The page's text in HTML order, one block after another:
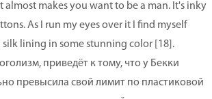
almost makes you want to be a man. It's inky
As I run my eyes over it I find myself
lining in some stunning color [18].
приведёт к тому, что у Бекки
превысила свой лимит по пластиковой